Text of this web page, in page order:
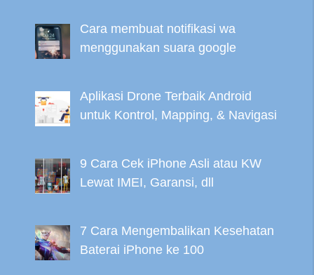
Cara membuat notifikasi wa
menggunakan suara google
Aplikasi Drone Terbaik Android
untuk Kontrol, Mapping, & Navigasi
9 Cara Cek iPhone Asli atau KW
Lewat IMEI, Garansi, dll
7 Cara Mengembalikan Kesehatan
Baterai iPhone ke 100